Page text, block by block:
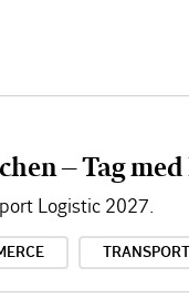
– Tag
Logistic 2027.
TRANSPORT